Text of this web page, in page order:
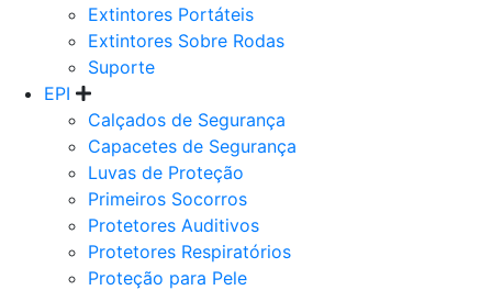
Extintores Portáteis
Extintores Sobre Rodas
Suporte
EPI
Calçados de Segurança
Capacetes de Segurança
Luvas de Proteção
Primeiros Socorros
Protetores Auditivos
Protetores Respiratórios
Proteção para Pele